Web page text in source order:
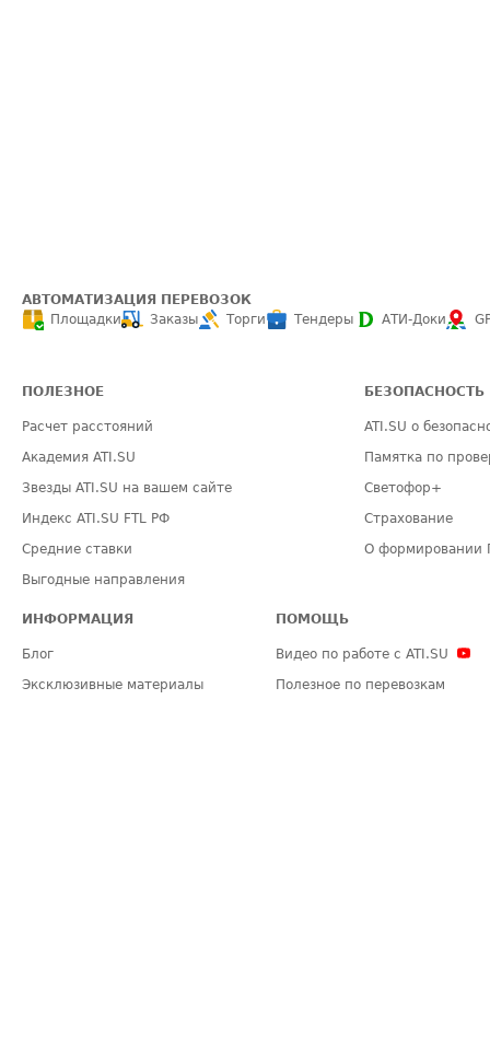
АВТОМАТИЗАЦИЯ ПЕРЕВОЗОК
Площадки
Заказы Торги Тендеры АТИ-Доки
ПОЛЕЗНОЕ
Расчет расстояний
Академия ATI.SU
Звезды ATI.SU на вашем сайте
Индекс ATI.SU FTL РФ
Средние ставки
Выгодные направления
БЕЗОПАСНОСТЬ
ATI.SU о
Памятка по
Светофор+
Страхование
О формировании
ИНФОРМАЦИЯ
Блог
Эксклюзивные материалы
ПОМОЩЬ
Видео по работе с ATI.SU
Полезное по перевозкам